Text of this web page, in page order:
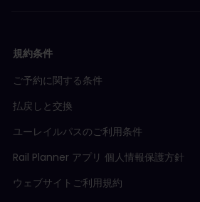
規約条件
ご予約に関する条件
払戻しと交換
ユーレイルパスのご利用条件
Rail Planner アプリ 個人情報保護方針
ウェブサイトご利用規約